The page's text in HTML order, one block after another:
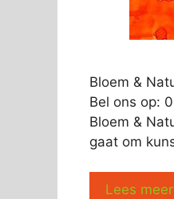
Bloem &
Bel ons op:
Bloem &
gaat om
Lees meer